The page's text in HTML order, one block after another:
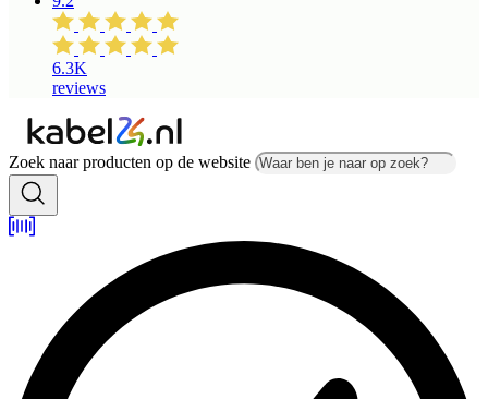
6.3K
reviews
Zoek naar producten op de website